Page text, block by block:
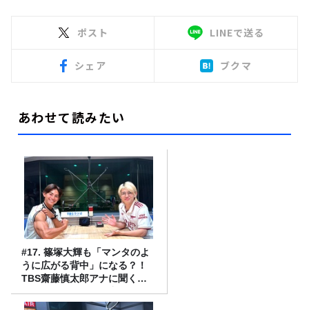
ポスト LINEで送る
シェア ブクマ
あわせて読みたい
#17. 篠塚大輝も「マンタのよ
うに広がる背中」になる？！
TBS齋藤慎太郎アナに聞くメ
ンズフィジークの魅力！！